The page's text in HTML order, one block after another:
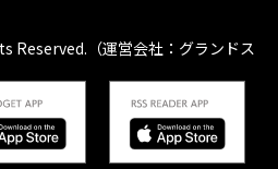
（運営会社：グランドス